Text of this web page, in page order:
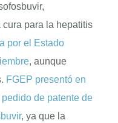
para la hepatitis
por el Estado
, aunque
FGEP presentó en
de patente de
, ya que la